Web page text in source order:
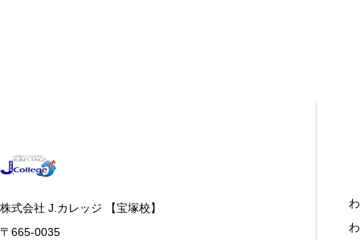
株式会社 J.カレッジ 【宝塚校】
〒665-0035